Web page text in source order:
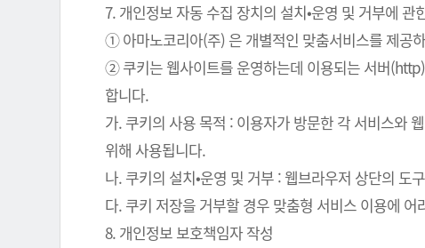
7. 개인정보 자동 수집 장치의 설치•운영 및 거부에 관
① 아마노코리아(주) 은 개별적인 맞춤서비스를 제공
② 쿠키는 웹사이트를 운영하는데 이용되는 서버
합니다.
가. 쿠키의 사용 목적 : 이용자가 방문한 각 서비스와
위해 사용됩니다.
나. 쿠키의 설치•운영 및 거부 : 웹브라우저 상단의
다. 쿠키 저장을 거부할 경우 맞춤형 서비스 이용에 어
8. 개인정보 보호책임자 작성